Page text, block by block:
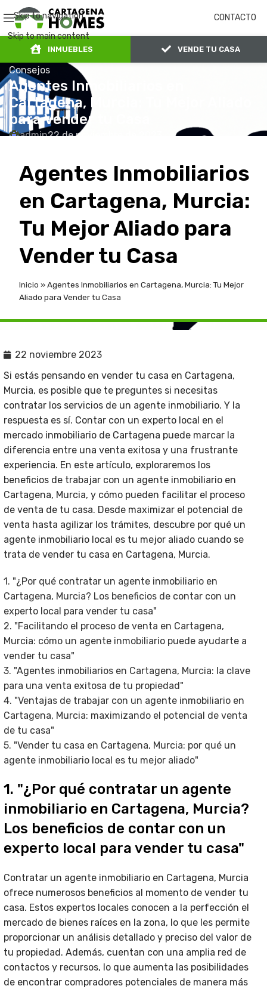
Skip to navigation
Skip to main content
CONTACTO
INMUEBLES VENDE TU CASA
Consejos
Agentes Inmobiliarios en
Cartagena, Murcia: Tu Mejor Aliado
para Vender tu Casa
admin22 de noviembre de 2023
Agentes Inmobiliarios
en Cartagena, Murcia:
Tu Mejor Aliado para
Vender tu Casa
Inicio »Agentes Inmobiliarios en Cartagena, Murcia: Tu Mejor
Aliado para Vender tu Casa
22 noviembre 2023
Si estás pensando en vender tu casa en Cartagena,
Murcia, es posible que te preguntes si necesitas
contratar los servicios de un agente inmobiliario. Y la
respuesta es sí. Contar con un experto local en el
mercado inmobiliario de Cartagena puede marcar la
diferencia entre una venta exitosa y una frustrante
experiencia. En este artículo, exploraremos los
beneficios de trabajar con un agente inmobiliario en
Cartagena, Murcia, y cómo pueden facilitar el proceso
de venta de tu casa. Desde maximizar el potencial de
venta hasta agilizar los trámites, descubre por qué un
agente inmobiliario local es tu mejor aliado cuando se
trata de vender tu casa en Cartagena, Murcia.
1. "¿Por qué contratar un agente inmobiliario en
Cartagena, Murcia? Los beneficios de contar con un
experto local para vender tu casa"
2. "Facilitando el proceso de venta en Cartagena,
Murcia: cómo un agente inmobiliario puede ayudarte a
vender tu casa"
3. "Agentes inmobiliarios en Cartagena, Murcia: la clave
para una venta exitosa de tu propiedad"
4. "Ventajas de trabajar con un agente inmobiliario en
Cartagena, Murcia: maximizando el potencial de venta
de tu casa"
5. "Vender tu casa en Cartagena, Murcia: por qué un
agente inmobiliario local es tu mejor aliado"
1. "¿Por qué contratar un agente
inmobiliario en Cartagena, Murcia?
Los beneficios de contar con un
experto local para vender tu casa"
Contratar un agente inmobiliario en Cartagena, Murcia
ofrece numerosos beneficios al momento de vender tu
casa. Estos expertos locales conocen a la perfección el
mercado de bienes raíces en la zona, lo que les permite
proporcionar un análisis detallado y preciso del valor de
tu propiedad. Además, cuentan con una amplia red de
contactos y recursos, lo que aumenta las posibilidades
de encontrar compradores potenciales de manera más